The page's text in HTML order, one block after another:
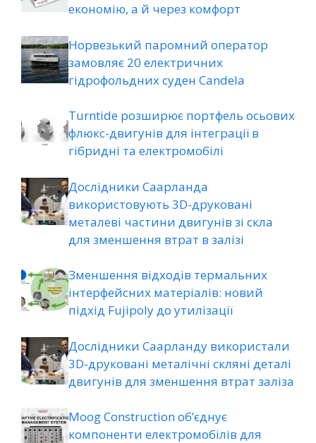
економію, а й через комфорт
Норвезький паромний оператор
замовляє 20 електричних
гідрофольдних суден Candela
Turntide розширює портфель осьових
флюкс-двигунів для інтеграції в
гібридні та електромобілі
Дослідники Саарланда
використовують 3D-друковані
металеві частини двигунів зі скла
для зменшення втрат в залізі
Зменшення відходів термальних
інтерфейсних матеріалів: новий
підхід Fujipoly до утилізації
Дослідники Саарланду використали
3D-друковані металічні скляні деталі
двигунів для зменшення втрат заліза
Moog Construction об’єднує
компоненти електромобілів для